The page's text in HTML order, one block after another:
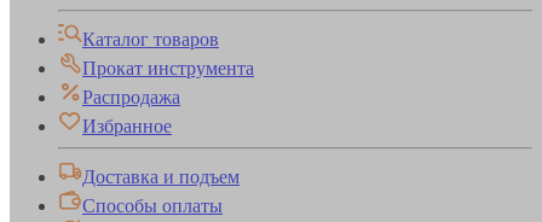
Каталог товаров
Прокат инструмента
Распродажа
Избранное
Доставка и подъем
Способы оплаты